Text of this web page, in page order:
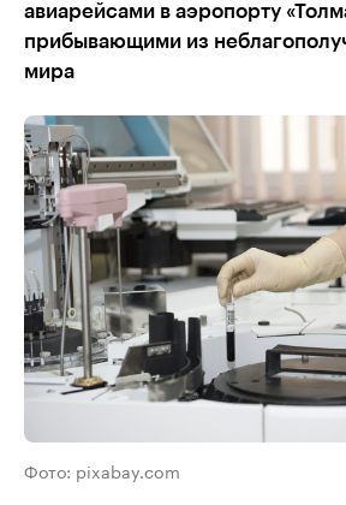
авиарейсами в аэропорту
прибывающими из
мира
Фото: pixabay.com